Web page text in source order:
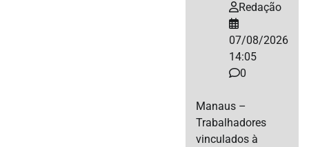
Redação
07/08/2026
14:05
0
Manaus –
Trabalhadores
vinculados à